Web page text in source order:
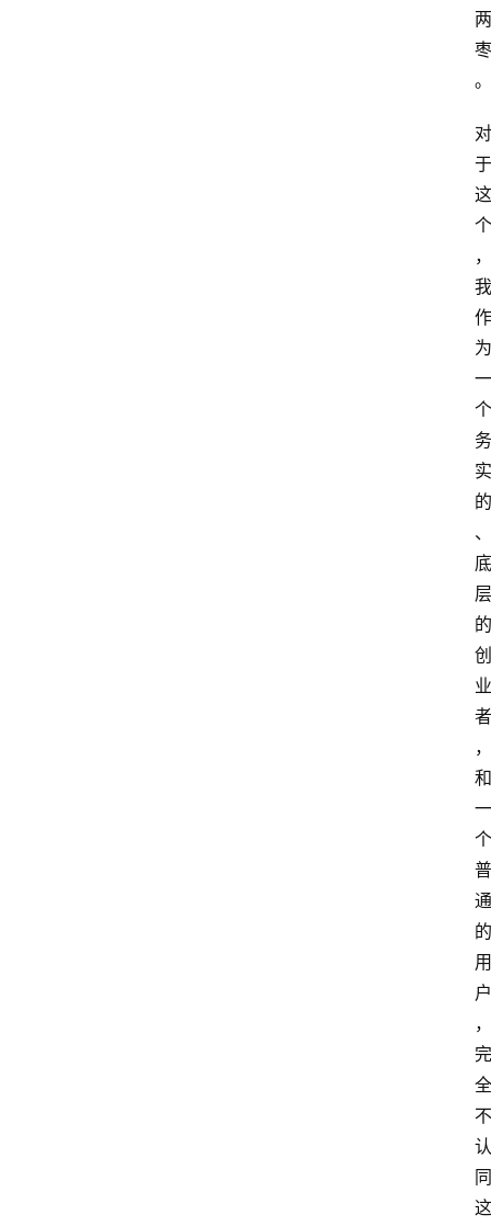
两
枣
。
对
于
这
个
，
我
作
为
一
个
务
实
的
、
底
层
的
创
业
者
，
和
一
个
普
通
的
用
户
，
完
全
不
认
同
这